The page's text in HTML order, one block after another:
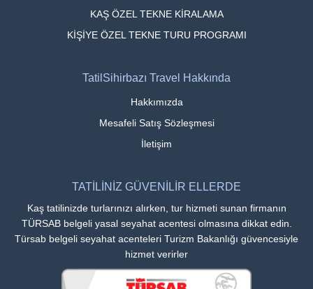
KAŞ ÖZEL TEKNE KİRALAMA
KİŞİYE ÖZEL TEKNE TURU PROGRAMI
TatilSihirbazı Travel Hakkında
Hakkımızda
Mesafeli Satış Sözleşmesi
İletişim
TATİLİNİZ GÜVENİLİR ELLERDE
Kaş tatilinizde turlarınızı alırken, tur hizmeti sunan firmanın
TÜRSAB belgeli yasal seyahat acentesi olmasına dikkat edin.
Türsab belgeli seyahat acenteleri Turizm Bakanlığı güvencesiyle
hizmet verirler